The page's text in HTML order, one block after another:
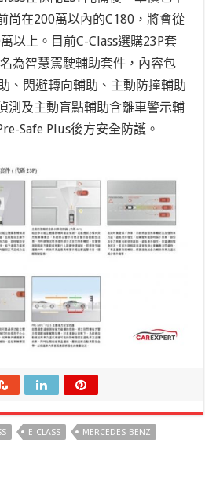
尚在200萬以內的C180，將會從
以上。目前C-Class選購23P套
為智慧駕駛輔助套件，內容包
、閃避轉向輔助、主動防撞輔助
測及主動盲點輔助含離車警示輔
Safe Plus後方安全防護。
E-CLASS
MERCEDES-BENZ